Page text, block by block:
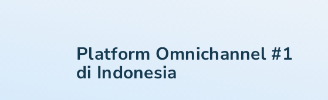
Platform Omnichannel #1
di Indonesia